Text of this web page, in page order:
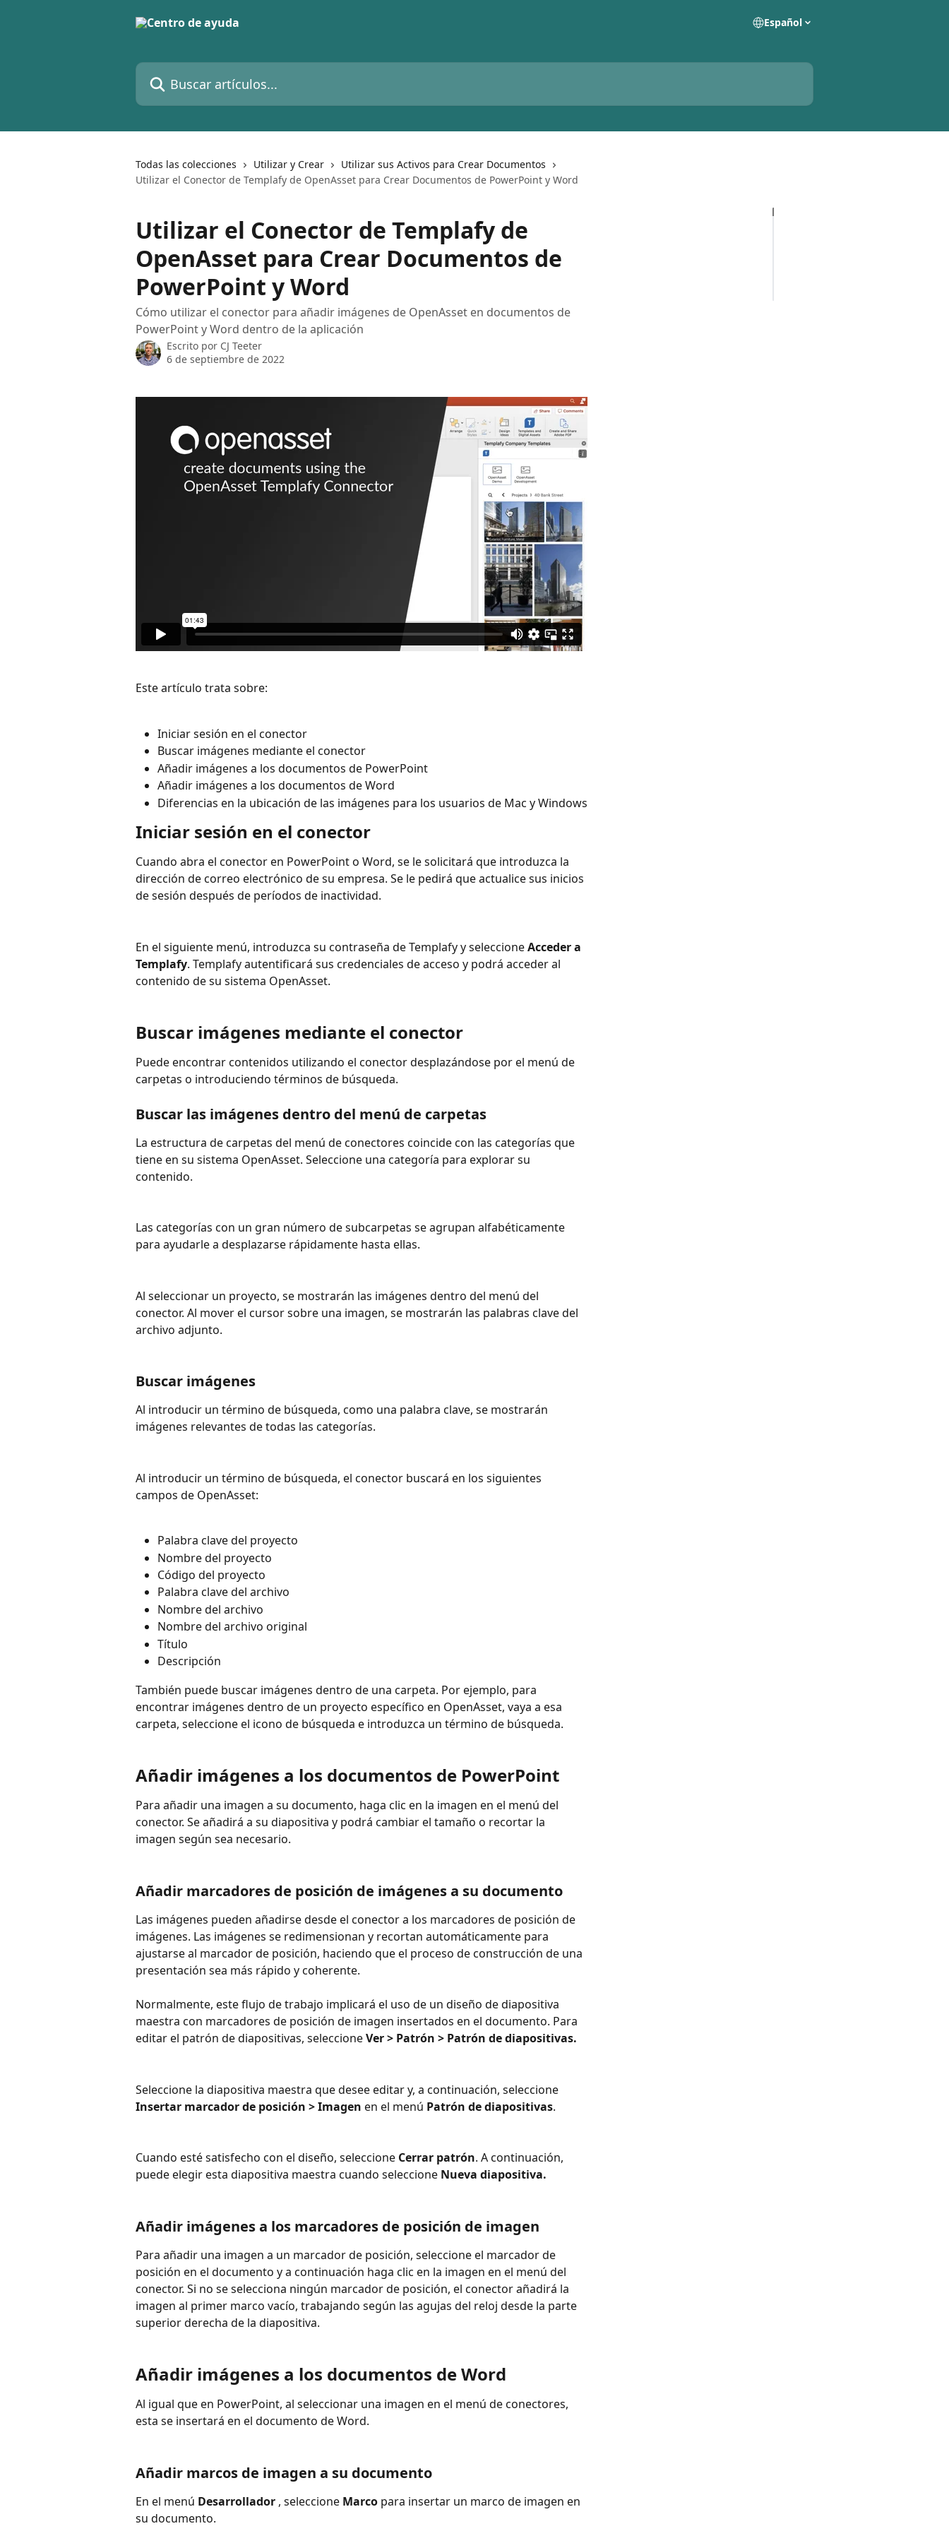
Español
Buscar artículos...
Todas las colecciones Utilizar y Crear
Utilizar sus Activos para Crear Documentos
Utilizar el Conector de Templafy de OpenAsset para Crear Documentos de PowerPoint y Word
Utilizar el Conector de Templafy de
OpenAsset para Crear Documentos de
PowerPoint y Word
Cómo utilizar el conector para añadir imágenes de OpenAsset en documentos de
PowerPoint y Word dentro de la aplicación
Escrito por CJ Teeter
6 de septiembre de 2022
Este artículo trata sobre:
Iniciar sesión en el conector
Buscar imágenes mediante el conector
Añadir imágenes a los documentos de PowerPoint
Añadir imágenes a los documentos de Word
Diferencias en la ubicación de las imágenes para los usuarios de Mac y Windows
Iniciar sesión en el conector
Cuando abra el conector en PowerPoint o Word, se le solicitará que introduzca la
dirección de correo electrónico de su empresa. Se le pedirá que actualice sus inicios
de sesión después de períodos de inactividad.
En el siguiente menú, introduzca su contraseña de Templafy y seleccione Acceder a
Templafy. Templafy autentificará sus credenciales de acceso y podrá acceder al
contenido de su sistema OpenAsset.
Buscar imágenes mediante el conector
Puede encontrar contenidos utilizando el conector desplazándose por el menú de
carpetas o introduciendo términos de búsqueda.
Buscar las imágenes dentro del menú de carpetas
La estructura de carpetas del menú de conectores coincide con las categorías que
tiene en su sistema OpenAsset. Seleccione una categoría para explorar su
contenido.
Las categorías con un gran número de subcarpetas se agrupan alfabéticamente
para ayudarle a desplazarse rápidamente hasta ellas.
Al seleccionar un proyecto, se mostrarán las imágenes dentro del menú del
conector. Al mover el cursor sobre una imagen, se mostrarán las palabras clave del
archivo adjunto.
Buscar imágenes
Al introducir un término de búsqueda, como una palabra clave, se mostrarán
imágenes relevantes de todas las categorías.
Al introducir un término de búsqueda, el conector buscará en los siguientes
campos de OpenAsset:
Palabra clave del proyecto
Nombre del proyecto
Código del proyecto
Palabra clave del archivo
Nombre del archivo
Nombre del archivo original
Título
Descripción
También puede buscar imágenes dentro de una carpeta. Por ejemplo, para
encontrar imágenes dentro de un proyecto específico en OpenAsset, vaya a esa
carpeta, seleccione el icono de búsqueda e introduzca un término de búsqueda.
Añadir imágenes a los documentos de PowerPoint
Para añadir una imagen a su documento, haga clic en la imagen en el menú del
conector. Se añadirá a su diapositiva y podrá cambiar el tamaño o recortar la
imagen según sea necesario.
Añadir marcadores de posición de imágenes a su documento
Las imágenes pueden añadirse desde el conector a los marcadores de posición de
imágenes. Las imágenes se redimensionan y recortan automáticamente para
ajustarse al marcador de posición, haciendo que el proceso de construcción de una
presentación sea más rápido y coherente.
Normalmente, este flujo de trabajo implicará el uso de un diseño de diapositiva
maestra con marcadores de posición de imagen insertados en el documento. Para
editar el patrón de diapositivas, seleccione Ver > Patrón > Patrón de diapositivas.
Seleccione la diapositiva maestra que desee editar y, a continuación, seleccione
Insertar marcador de posición > Imagen en el menú Patrón de diapositivas.
Cuando esté satisfecho con el diseño, seleccione Cerrar patrón. A continuación,
puede elegir esta diapositiva maestra cuando seleccione Nueva diapositiva.
Añadir imágenes a los marcadores de posición de imagen
Para añadir una imagen a un marcador de posición, seleccione el marcador de
posición en el documento y a continuación haga clic en la imagen en el menú del
conector. Si no se selecciona ningún marcador de posición, el conector añadirá la
imagen al primer marco vacío, trabajando según las agujas del reloj desde la parte
superior derecha de la diapositiva.
Añadir imágenes a los documentos de Word
Al igual que en PowerPoint, al seleccionar una imagen en el menú de conectores,
esta se insertará en el documento de Word.
Añadir marcos de imagen a su documento
En el menú Desarrollador , seleccione Marco para insertar un marco de imagen en
su documento.